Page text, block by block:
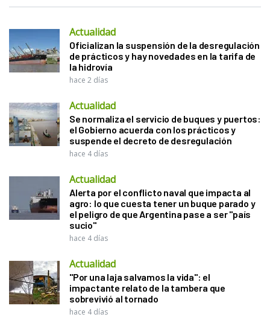
Actualidad
Oficializan la suspensión de la desregulación
de prácticos y hay novedades en la tarifa de
la hidrovía
hace 2 días
Actualidad
Se normaliza el servicio de buques y puertos:
el Gobierno acuerda con los prácticos y
suspende el decreto de desregulación
hace 4 días
Actualidad
Alerta por el conflicto naval que impacta al
agro: lo que cuesta tener un buque parado y
el peligro de que Argentina pase a ser "país
sucio"
hace 4 días
Actualidad
"Por una laja salvamos la vida": el
impactante relato de la tambera que
sobrevivió al tornado
hace 4 días